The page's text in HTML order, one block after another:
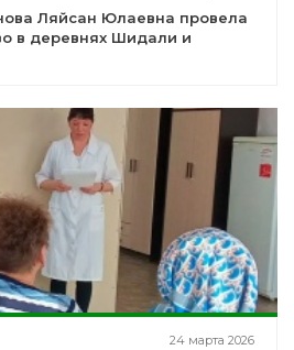
Ляйсан Юлаевна провела
в деревнях Шидали и
24 марта 2026